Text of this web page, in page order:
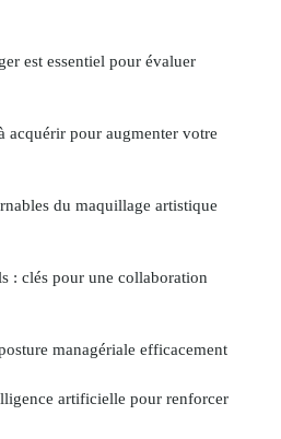
est essentiel pour évaluer
acquérir pour augmenter votre
du maquillage artistique
: clés pour une collaboration
managériale efficacement
artificielle pour renforcer